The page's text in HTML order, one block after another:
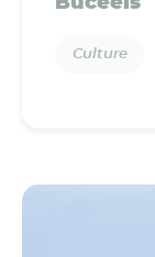
Culture